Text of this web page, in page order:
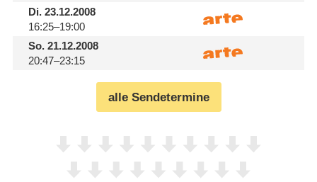
Di.23.12.2008
16:25–19:00
So.21.12.2008
20:47–23:15
alle Sendetermine